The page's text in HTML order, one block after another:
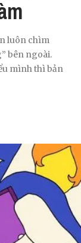
luôn chìm
bên ngoài.
mình thì bản